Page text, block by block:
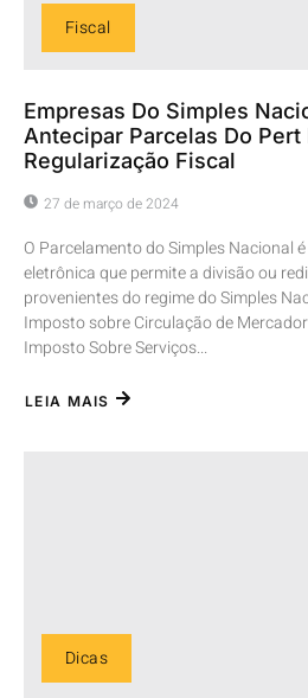
Fiscal
Empresas Do Simples
Antecipar Parcelas Do Pert
Regularização Fiscal
27 de março de 2024
O Parcelamento do Simples Nacional
eletrônica que permite a divisão ou
provenientes do regime do Simples
Imposto sobre Circulação de
Imposto Sobre Serviços...
LEIA MAIS
Dicas